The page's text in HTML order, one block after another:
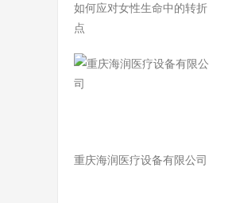
如何应对女性生命中的转折
点
重庆海润医疗设备有限公司